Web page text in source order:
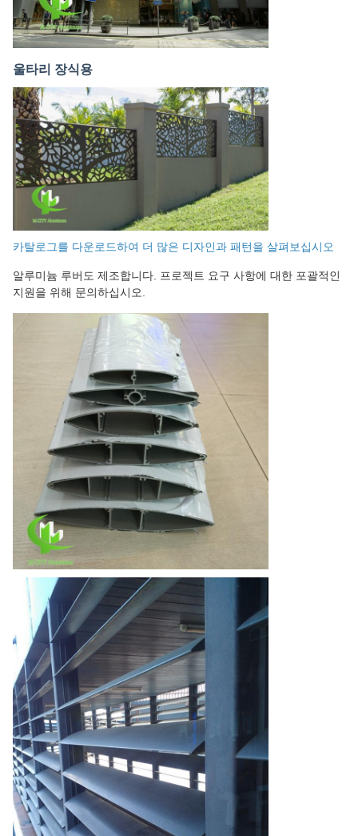
울타리 장식용
카탈로그를 다운로드하여 더 많은 디자인과 패턴을 살펴보십시오
알루미늄 루버도 제조합니다. 프로젝트 요구 사항에 대한 포괄적인
지원을 위해 문의하십시오.